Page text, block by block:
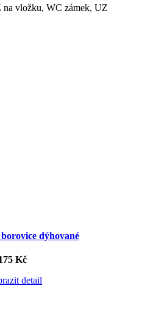
vložku, WC zámek, UZ
dýhované
Kč
detail